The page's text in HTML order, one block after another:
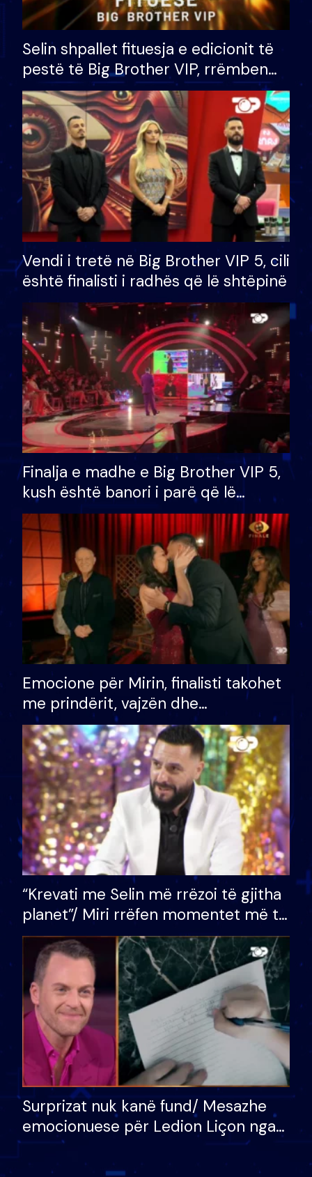
Selin shpallet fituesja e edicionit të
pestë të Big Brother VIP, rrëmben
çmimin e madh prej 100 mijë eurosh
Vendi i tretë në Big Brother VIP 5, cili
është finalisti i radhës që lë shtëpinë
Finalja e madhe e Big Brother VIP 5,
kush është banori i parë që lë
shtëpinë dhe humb mundësinë për
të fituar çmimin e madh
Emocione për Mirin, finalisti takohet
me prindërit, vajzën dhe
bashkëshorten: S’kemi ndonjë letër
divorci apo jo?
“Krevati me Selin më rrëzoi të gjitha
planet”/ Miri rrëfen momentet më të
bukura në shtëpinë e BB VIP: Do më
mungojë zilja e mëngjesit kur…
Surprizat nuk kanë fund/ Mesazhe
emocionuese për Ledion Liçon nga
nëna dhe fëmijët e tij, moderatori
nuk i mban dot lotët: Nuk meritoj…